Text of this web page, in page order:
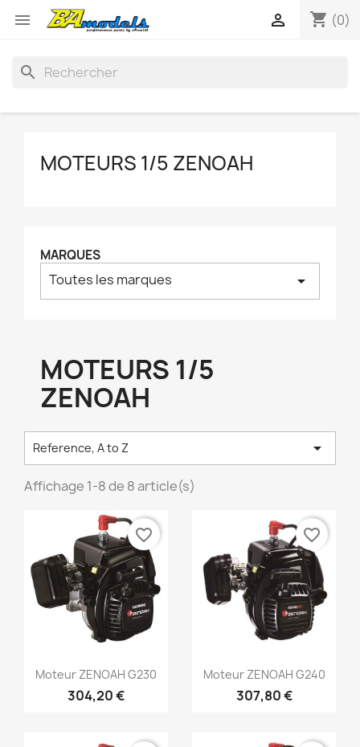
 shopping_cart (0)

search
MOTEURS 1/5 ZENOAH
MARQUES
Toutes les marques arrow_drop_down
MOTEURS 1/5
ZENOAH
Reference, A to Z 
Affichage 1-8 de 8 article(s)
Aperçu rapide
Moteur ZENOAH G230
304,20 €
favorite_border
Aperçu rapide
Moteur ZENOAH G240
307,80 €
favorite_border